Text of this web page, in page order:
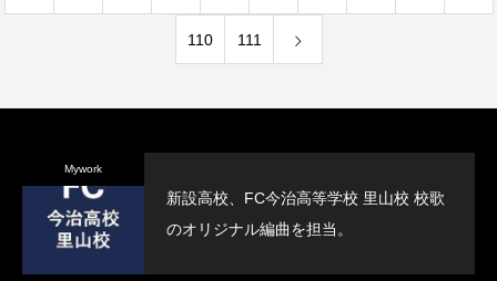
110 111
Mywork
新設高校、FC今治高等学校 里山校 校歌
のオリジナル編曲を担当。